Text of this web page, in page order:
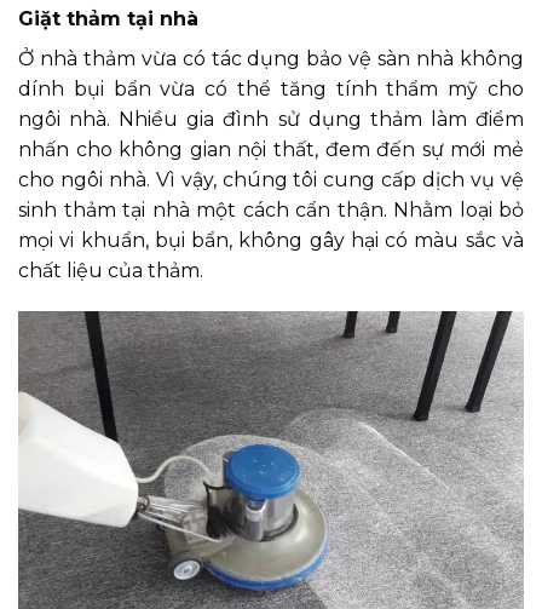
Giặt thảm tại nhà
Ở nhà thảm vừa có tác dụng bảo vệ sàn nhà không
dính bụi bẩn vừa có thể tăng tính thẩm mỹ cho
ngôi nhà. Nhiều gia đình sử dụng thảm làm điểm
nhấn cho không gian nội thất, đem đến sự mới mẻ
cho ngôi nhà. Vì vậy, chúng tôi cung cấp dịch vụ vệ
sinh thảm tại nhà một cách cẩn thận. Nhằm loại bỏ
mọi vi khuẩn, bụi bẩn, không gây hại có màu sắc và
chất liệu của thảm.